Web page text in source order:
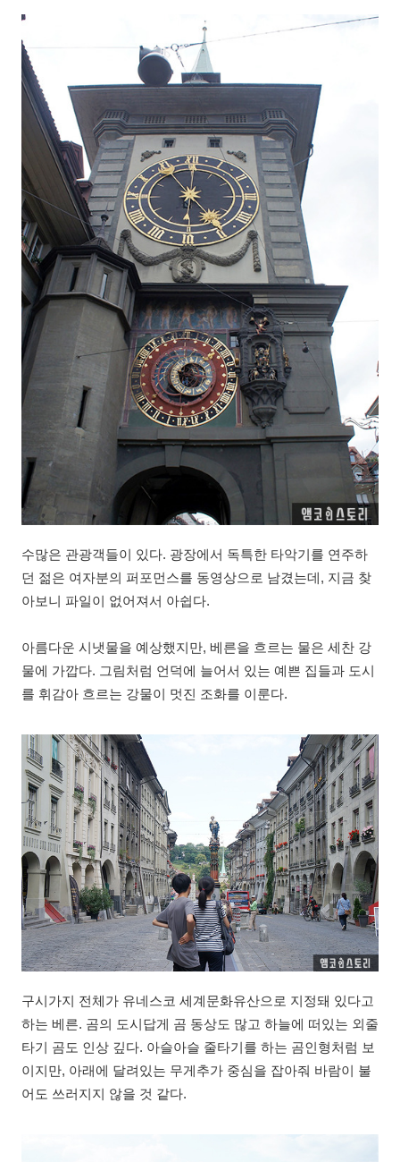
수많은 관광객들이 있다. 광장에서 독특한 타악기를 연주하
던 젊은 여자분의 퍼포먼스를 동영상으로 남겼는데, 지금 찾
아보니 파일이 없어져서 아쉽다.
아름다운 시냇물을 예상했지만, 베른을 흐르는 물은 세찬 강
물에 가깝다. 그림처럼 언덕에 늘어서 있는 예쁜 집들과 도시
를 휘감아 흐르는 강물이 멋진 조화를 이룬다.
구시가지 전체가 유네스코 세계문화유산으로 지정돼 있다고
하는 베른. 곰의 도시답게 곰 동상도 많고 하늘에 떠있는 외줄
타기 곰도 인상 깊다. 아슬아슬 줄타기를 하는 곰인형처럼 보
이지만, 아래에 달려있는 무게추가 중심을 잡아줘 바람이 불
어도 쓰러지지 않을 것 같다.